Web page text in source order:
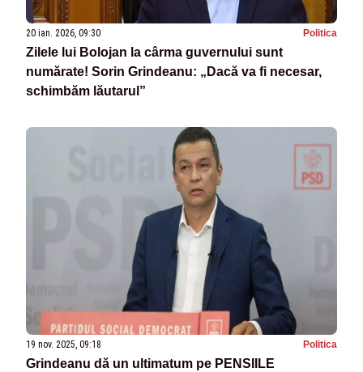
20 ian. 2026, 09:30 Politica
Zilele lui Bolojan la cârma guvernului sunt
numărate! Sorin Grindeanu: „Dacă va fi necesar,
schimbăm lăutarul”
19 nov. 2025, 09:18 Politica
Grindeanu dă un ultimatum pe PENSIILE